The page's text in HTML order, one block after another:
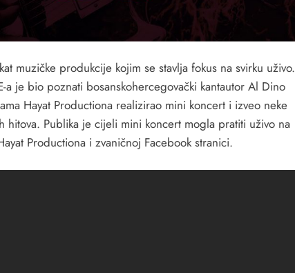
muzičke produkcije kojim se stavlja fokus na svirku uživo.
a je bio poznati bosanskohercegovački kantautor Al Dino
Hayat Productiona realizirao mini koncert i izveo neke
hitova. Publika je cijeli mini koncert mogla pratiti uživo na
Productiona i zvaničnoj Facebook stranici.